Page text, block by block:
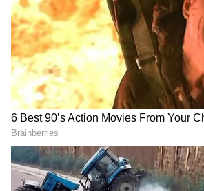
Image Credit : Vi
వొడాఫోన్ ఐడియా (Vi) చౌక 5G ప్లాన్
వొడాఫోన్ ఐడియా తన కస్టమర్లకు
అందిస్తోంది. ఈ ప్లాన్‌లో రోజూ 1.5GB
లభిస్తుంది. దీంతో పాటు అన్ని
వాయిస్ కాలింగ్, రోజూ 100 SMSలు
వ్యాలిడిటీ 28 రోజులు.
విఐ కంపెనీ ఈ ప్లాన్‌తో అన్‌లిమిటెడ్